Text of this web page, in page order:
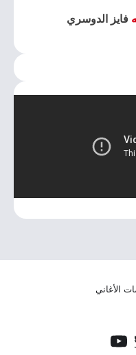
فايز الدوسري
الأغاني